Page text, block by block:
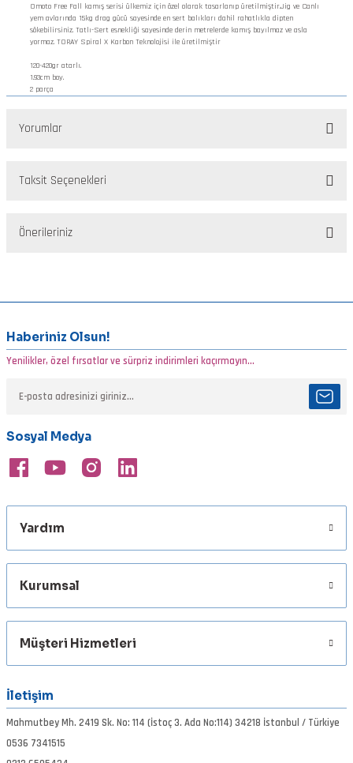
Omoto Free Fall kamış serisi ülkemiz için özel olarak tasarlanıp üretilmiştir.Jig ve Canlı
yem avlarında 15kg drag gücü sayesinde en sert balıkları dahil rahatlıkla dipten
sökebilirsiniz. Tatlı-Sert esnekliği sayesinde derin metrelerde kamış bayılmaz ve asla
yormaz. TORAY Spiral X Karbon Teknolojisi ile üretilmiştir
120-420gr atarlı.
1.93cm boy.
2 parça
Yorumlar
Taksit Seçenekleri
Önerileriniz
Ürün resmi kalitesiz, bozuk veya görüntülenemiyor.
Ürün açıklamasında eksik bilgiler bulunuyor.
Ürün fiyatı diğer sitelerden daha pahalı.
Bu ürüne benzer farklı alternatifler olmalı.
Gönder
Haberiniz Olsun!
Yenilikler, özel fırsatlar ve sürpriz indirimleri kaçırmayın...
Sosyal Medya
Yardım
Kurumsal
Müşteri Hizmetleri
İletişim
Mahmutbey Mh. 2419 Sk. No: 114 (İstoç 3. Ada No:114) 34218 İstanbul / Türkiye
0536 7341515